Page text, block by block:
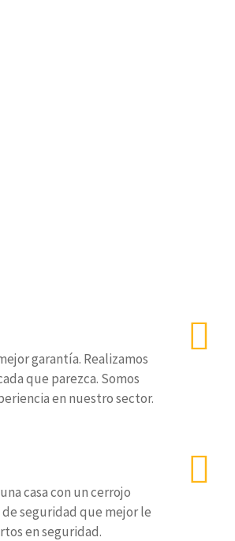
garantía. Realizamos
que parezca. Somos
en nuestro sector.
casa con un cerrojo
seguridad que mejor le
en seguridad.